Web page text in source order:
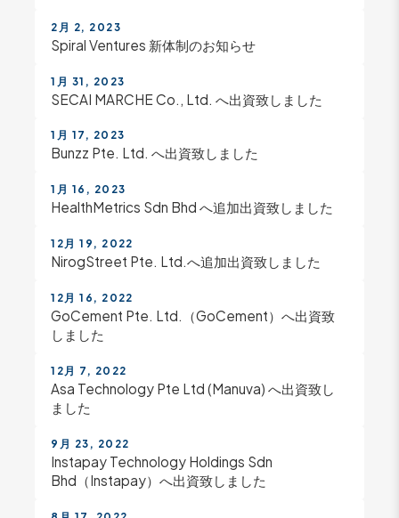
2月 2, 2023
Spiral Ventures 新体制のお知らせ
1月 31, 2023
SECAI MARCHE Co., Ltd. へ出資致しました
1月 17, 2023
Bunzz Pte. Ltd. へ出資致しました
1月 16, 2023
HealthMetrics Sdn Bhd へ追加出資致しました
12月 19, 2022
NirogStreet Pte. Ltd.へ追加出資致しました
12月 16, 2022
GoCement Pte. Ltd.（GoCement）へ出資致
しました
12月 7, 2022
Asa Technology Pte Ltd (Manuva) へ出資致し
ました
9月 23, 2022
Instapay Technology Holdings Sdn
Bhd（Instapay）へ出資致しました